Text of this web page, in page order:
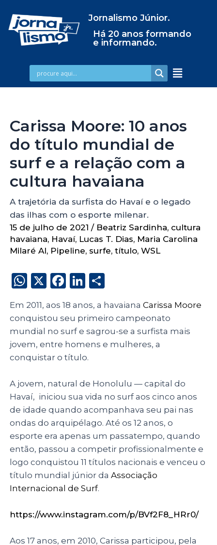
Jornalismo Júnior.
Há 20 anos formando
e informando.
Carissa Moore: 10 anos
do título mundial de
surf e a relação com a
cultura havaiana
A trajetória da surfista do Havaí e o legado
das ilhas com o esporte milenar.
15 de julho de 2021 / Beatriz Sardinha, cultura
havaiana, Havaí, Lucas T. Dias, Maria Carolina
Milaré Al, Pipeline, surfe, título, WSL
W
a
ts
A
p
X
F
c
e
b
o
k
Li
k
e
dI
n
a
re
Em 2011, aos 18 anos, a havaiana Carissa Moore
conquistou seu primeiro campeonato
mundial no surf e sagrou-se a surfista mais
jovem, entre homens e mulheres, a
conquistar o título.
A jovem, natural de Honolulu — capital do
Havaí, iniciou sua vida no surf aos cinco anos
de idade quando acompanhava seu pai nas
ondas do arquipélago. Até os 12 anos, o
esporte era apenas um passatempo, quando
então, passou a competir profissionalmente e
logo conquistou 11 títulos nacionais e venceu o
título mundial júnior da Associação
Internacional de Surf.
https://www.instagram.com/p/BVf2F8_HRr0/
Aos 17 anos, em 2010, Carissa participou, pela